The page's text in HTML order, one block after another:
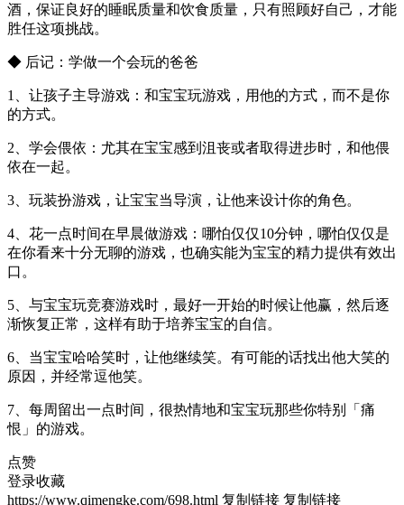
酒，保证良好的睡眠质量和饮食质量，只有照顾好自己，才能
胜任这项挑战。
◆ 后记：学做一个会玩的爸爸
1、让孩子主导游戏：和宝宝玩游戏，用他的方式，而不是你
的方式。
2、学会偎依：尤其在宝宝感到沮丧或者取得进步时，和他偎
依在一起。
3、玩装扮游戏，让宝宝当导演，让他来设计你的角色。
4、花一点时间在早晨做游戏：哪怕仅仅10分钟，哪怕仅仅是
在你看来十分无聊的游戏，也确实能为宝宝的精力提供有效出
口。
5、与宝宝玩竞赛游戏时，最好一开始的时候让他赢，然后逐
渐恢复正常，这样有助于培养宝宝的自信。
6、当宝宝哈哈笑时，让他继续笑。有可能的话找出他大笑的
原因，并经常逗他笑。
7、每周留出一点时间，很热情地和宝宝玩那些你特别「痛
恨」的游戏。
点赞
登录收藏
https://www.qimengke.com/698.html 复制链接 复制链接